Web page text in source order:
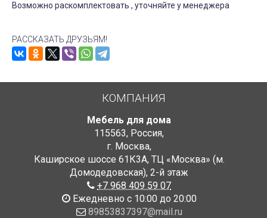
Возможно раскомплектовать , уточняйте у менеджера
РАССКАЗАТЬ ДРУЗЬЯМ!
КОМПАНИЯ
Мебель для дома
115563, Россия,
г. Москва,
Каширское шоссе 61К3А, ТЦ «Москва» (м.
Домодедовская), 2-й этаж
+7 968 409 59 07
Ежедневно с 10:00 до 20:00
89853837397@mail.ru